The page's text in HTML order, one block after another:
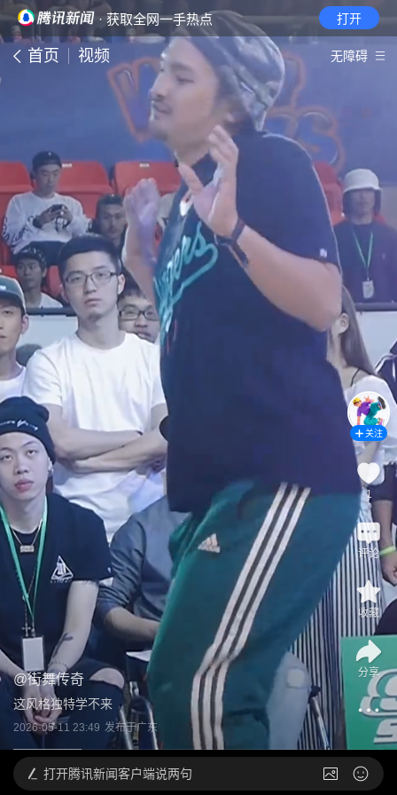
· 获取全网一手热点 打开
首页 视频 无障碍
@街舞传奇
这风格独特学不来
2026-05-11 23:49 发布于广东
关注
1
评论
收藏
分享
打开腾讯新闻客户端说两句